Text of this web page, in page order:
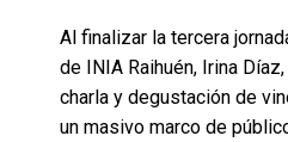
Al finalizar la tercera
de INIA Raihuén, Irina
charla y degustación de
un masivo marco de